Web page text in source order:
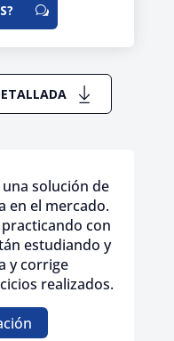
solución de
en el mercado.
con
estudiando y
y corrige
realizados.